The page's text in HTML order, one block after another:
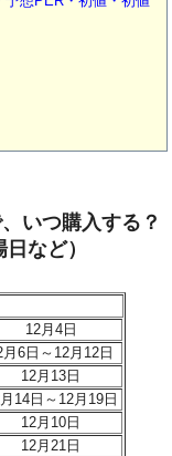
いつ購入する？
など）
12月4日
月6日～12月12日
12月13日
14日～12月19日
12月10日
12月21日